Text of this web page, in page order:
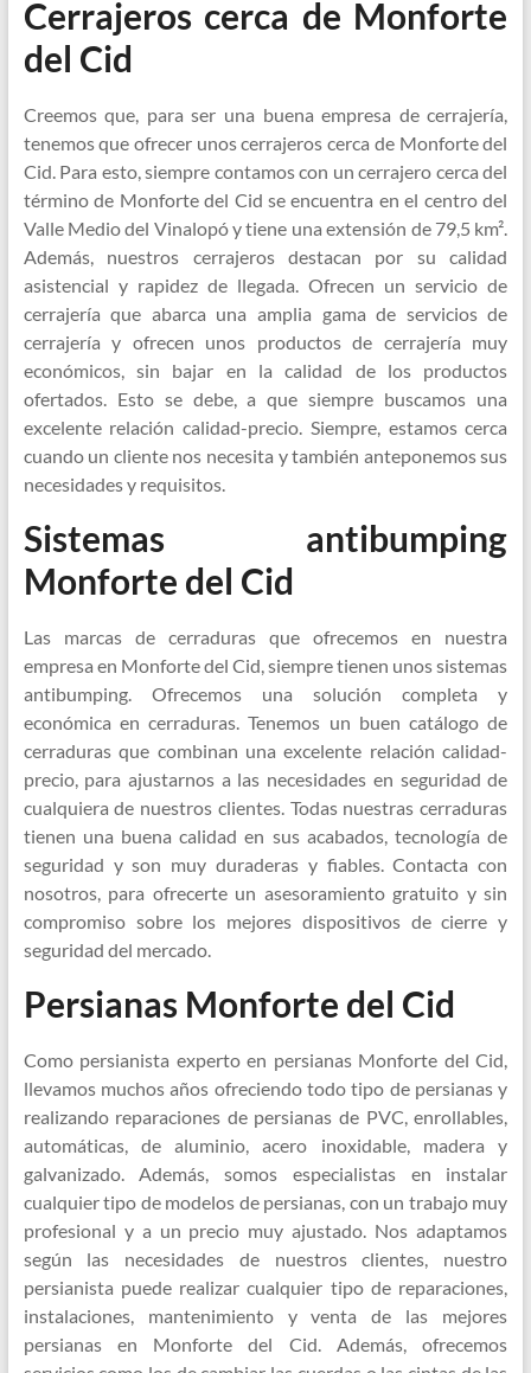
Cerrajeros cerca de Monforte
del Cid
Creemos que, para ser una buena empresa de cerrajería,
tenemos que ofrecer unos cerrajeros cerca de Monforte del
Cid. Para esto, siempre contamos con un cerrajero cerca del
término de Monforte del Cid se encuentra en el centro del
Valle Medio del Vinalopó y tiene una extensión de 79,5 km².
Además, nuestros cerrajeros destacan por su calidad
asistencial y rapidez de llegada. Ofrecen un servicio de
cerrajería que abarca una amplia gama de servicios de
cerrajería y ofrecen unos productos de cerrajería muy
económicos, sin bajar en la calidad de los productos
ofertados. Esto se debe, a que siempre buscamos una
excelente relación calidad-precio. Siempre, estamos cerca
cuando un cliente nos necesita y también anteponemos sus
necesidades y requisitos.
Sistemas antibumping
Monforte del Cid
Las marcas de cerraduras que ofrecemos en nuestra
empresa en Monforte del Cid, siempre tienen unos sistemas
antibumping. Ofrecemos una solución completa y
económica en cerraduras. Tenemos un buen catálogo de
cerraduras que combinan una excelente relación calidad-
precio, para ajustarnos a las necesidades en seguridad de
cualquiera de nuestros clientes. Todas nuestras cerraduras
tienen una buena calidad en sus acabados, tecnología de
seguridad y son muy duraderas y fiables. Contacta con
nosotros, para ofrecerte un asesoramiento gratuito y sin
compromiso sobre los mejores dispositivos de cierre y
seguridad del mercado.
Persianas Monforte del Cid
Como persianista experto en persianas Monforte del Cid,
llevamos muchos años ofreciendo todo tipo de persianas y
realizando reparaciones de persianas de PVC, enrollables,
automáticas, de aluminio, acero inoxidable, madera y
galvanizado. Además, somos especialistas en instalar
cualquier tipo de modelos de persianas, con un trabajo muy
profesional y a un precio muy ajustado. Nos adaptamos
según las necesidades de nuestros clientes, nuestro
persianista puede realizar cualquier tipo de reparaciones,
instalaciones, mantenimiento y venta de las mejores
persianas en Monforte del Cid. Además, ofrecemos